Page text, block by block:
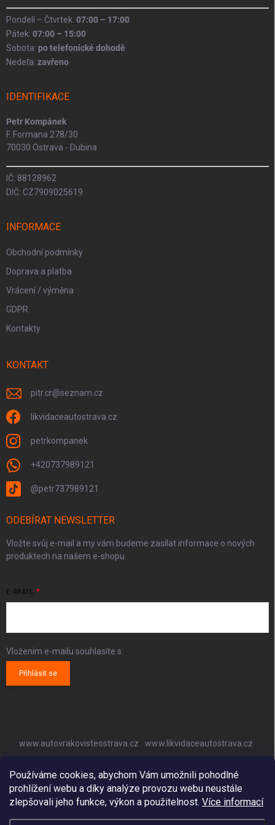
Používáme cookies, abychom Vám umožnili pohodlné
prohlížení webu a díky analýze provozu webu neustále
zlepšovali jeho funkce, výkon a použitelnost. Více informací
Pondelí – Čtvrtek: 07:00 – 17:00
Pátek: 07:00 – 15:00
Sobota: po telefonické dohodě
Nedeľa: zavřeno
IDENTIFIKACE
Petr Kompánek
F. Formana 278/30
70030 Ostrava - Dubina
IČ: 88128962
DIČ: CZ7909025619
INFORMACE
Obchodní podmínky
Doprava a platba
Vrácení / výměna
GDPR
Kontakty
KONTAKT
pitr.cr@seznam.cz
likvidaceautostrava.cz
petrkompanek
+420737989121
@petr737989121
ODEBÍRAT NEWSLETTER
Vložte svůj e-mail a my vám budeme zasílat informace o nových
produktech na našem e-shopu.
E-MAIL
Vložením e-mailu souhlasíte s
Přihlásit se
www.autovrakovisteostrava.cz
www.likvidaceautostrava.cz